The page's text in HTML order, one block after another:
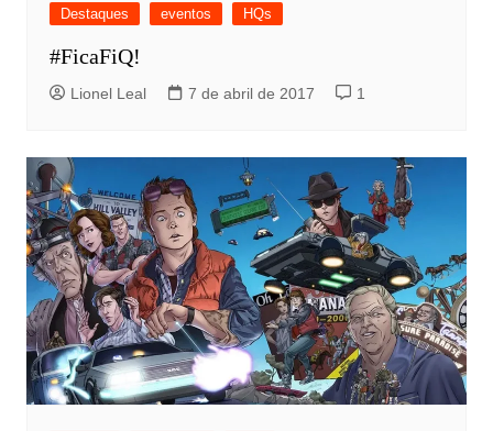
Destaques eventos HQs
#FicaFiQ!
Lionel Leal 7 de abril de 2017 1